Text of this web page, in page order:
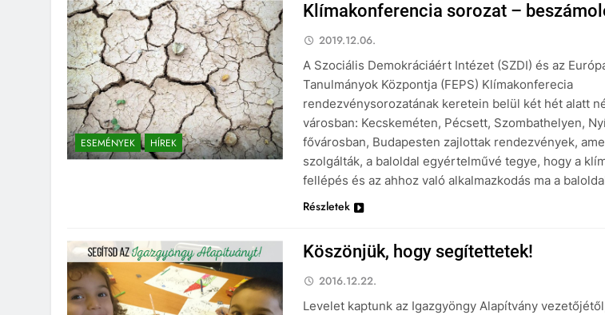
ESEMÉNYEK HÍREK
Klímakonferencia sorozat –
2019.12.06.
A Szociális Demokráciáért Intézet (SZDI) és az
Tanulmányok Központja (FEPS) Klímakonferecia
rendezvénysorozatának keretein belül két hét alatt
városban: Kecskeméten, Pécsett, Szombathelyen,
fővárosban, Budapesten zajlottak rendezvények,
szolgálták, a baloldal egyértelművé tegye, hogy a
fellépés és az ahhoz való alkalmazkodás ma a
Részletek
Köszönjük, hogy segítettetek!
2016.12.22.
Levelet kaptunk az Igazgyöngy Alapítvány